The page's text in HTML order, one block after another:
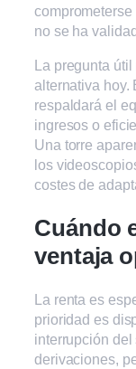
no se ha
La pregunta
alternativa hoy.
respaldará el
ingresos o
Una torre
los
costes de
Cuándo
ventaja
La renta es
prioridad es
interrupción
derivaciones,